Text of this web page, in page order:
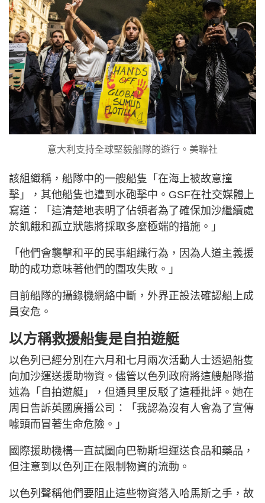
意大利支持全球堅毅船隊的遊行。美聯社
該組織稱，船隊中的一艘船隻「在海上被故意撞
擊」，其他船隻也遭到水砲擊中。GSF在社交媒體上
寫道：「這清楚地表明了佔領者為了確保加沙繼續處
於飢餓和孤立狀態將採取多麼極端的措施。」
「他們會襲擊和平的民事組織行為，因為人道主義援
助的成功意味著他們的圍攻失敗。」
目前船隊的攝錄機網絡中斷，外界正設法確認船上成
員安危。
以方稱救援船隻是自拍遊艇
以色列已經分別在六月和七月兩次活動人士透過船隻
向加沙運送援助物資。儘管以色列政府將這艘船隊描
述為「自拍遊艇」，但通貝里反駁了這種批評。她在
周日告訴英國廣播公司：「我認為沒有人會為了宣傳
噱頭而冒著生命危險。」
國際援助機構一直試圖向巴勒斯坦運送食品和藥品，
但注意到以色列正在限制物資的流動。
以色列聲稱他們要阻止這些物資落入哈馬斯之手，故